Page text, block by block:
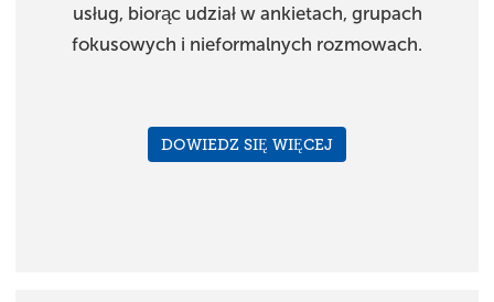
usług, biorąc udział w ankietach, grupach
fokusowych i nieformalnych rozmowach.
DOWIEDZ SIĘ WIĘCEJ